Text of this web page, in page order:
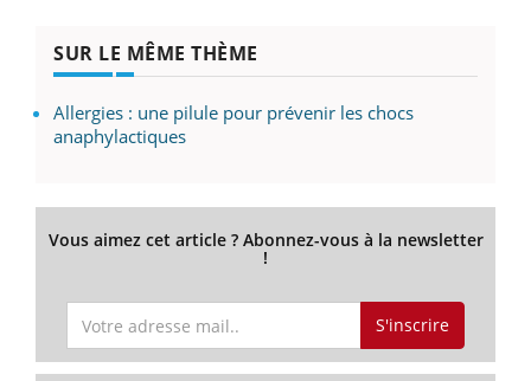
SUR LE MÊME THÈME
Allergies : une pilule pour prévenir les chocs
anaphylactiques
Vous aimez cet article ? Abonnez-vous à la newsletter
!
S'inscrire